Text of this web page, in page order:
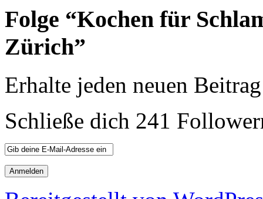
Folge “Kochen für
Zürich”
Erhalte jeden neuen
Schließe dich 241